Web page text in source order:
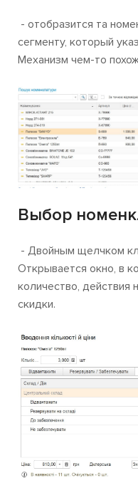
- отобразится та
сегменту, который
Механизм чем-то
Выбор
- Двойным щелчком
Открывается окно, в
количество, действия
скидки.